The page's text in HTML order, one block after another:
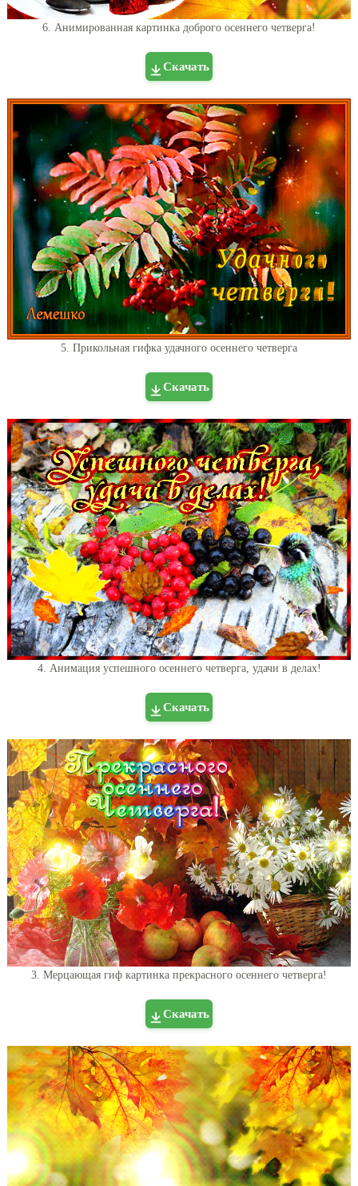
6. Анимированная картинка доброго осеннего четверга!
Скачать
5. Прикольная гифка удачного осеннего четверга
Скачать
4. Анимация успешного осеннего четверга, удачи в делах!
Скачать
3. Мерцающая гиф картинка прекрасного осеннего четверга!
Скачать